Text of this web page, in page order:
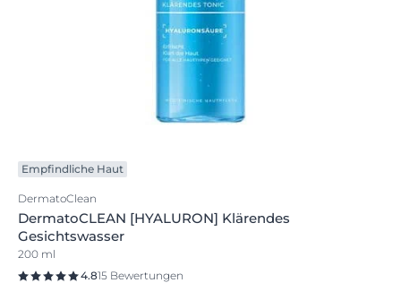
Empfindliche Haut
DermatoClean
DermatoCLEAN [HYALURON] Klärendes
Gesichtswasser
200 ml
4.815 Bewertungen